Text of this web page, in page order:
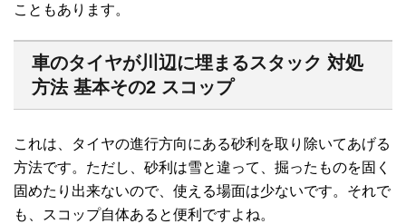
こともあります。
車のタイヤが川辺に埋まるスタック 対処
方法 基本その2 スコップ
これは、タイヤの進行方向にある砂利を取り除いてあげる
方法です。ただし、砂利は雪と違って、掘ったものを固く
固めたり出来ないので、使える場面は少ないです。それで
も、スコップ自体あると便利ですよね。